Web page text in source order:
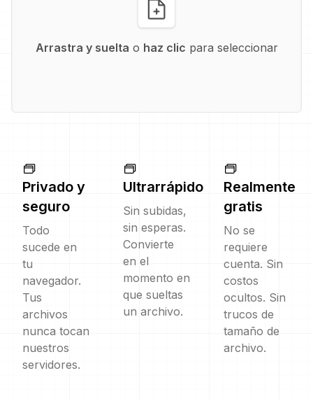
Arrastra y suelta o haz clic para seleccionar
Privado y
seguro
Todo
sucede en
tu
navegador.
Tus
archivos
nunca tocan
nuestros
servidores.
Ultrarrápido
Sin subidas,
sin esperas.
Convierte
en el
momento en
que sueltas
un archivo.
Realmente
gratis
No se
requiere
cuenta. Sin
costos
ocultos. Sin
trucos de
tamaño de
archivo.